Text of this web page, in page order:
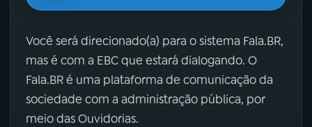
Você será direcionado(a) para o sistema Fala.BR,
mas é com a EBC que estará dialogando. O
Fala.BR é uma plataforma de comunicação da
sociedade com a administração pública, por
meio das Ouvidorias.